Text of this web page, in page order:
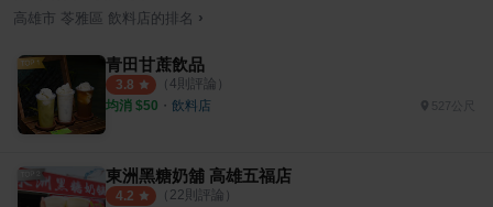
高雄市 苓雅區 飲料店的排名 ›
青田甘蔗飲品
3.8 （ 4則評論）
均消 $50 ・ 飲料店 527公尺
東洲黑糖奶舖 高雄五福店
4.2 （ 22則評論）